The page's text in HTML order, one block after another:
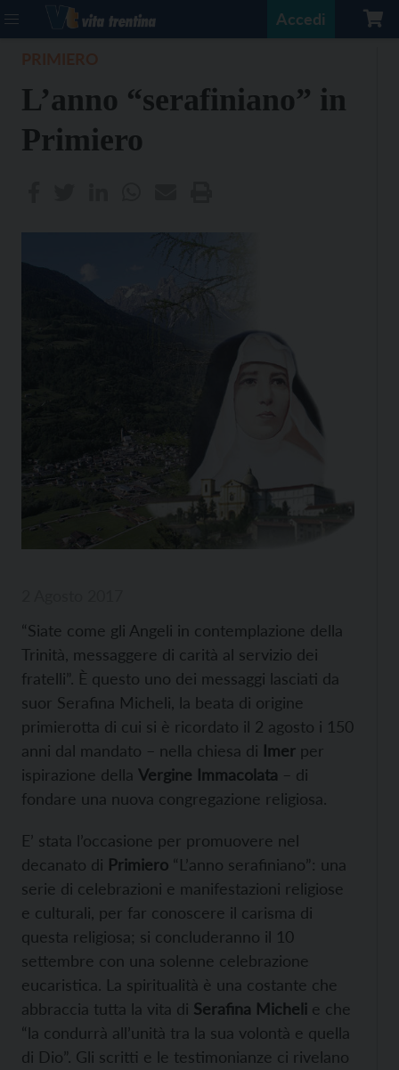
Accedi
L’anno “serafiniano” in
Primiero
“Siate come gli Angeli in contemplazione della
Trinità, messaggere di carità al servizio dei
fratelli”. È questo uno dei messaggi lasciati da
suor Serafina Micheli, la beata di origine
primierotta di cui si è ricordato il 2 agosto i 150
anni dal mandato – nella chiesa di Imer per
ispirazione della Vergine Immacolata – di
fondare una nuova congregazione religiosa.
E’ stata l’occasione per promuovere nel
decanato di Primiero “L’anno serafiniano”: una
serie di celebrazioni e manifestazioni religiose
e culturali, per far conoscere il carisma di
questa religiosa; si concluderanno il 10
settembre con una solenne celebrazione
eucaristica. La spiritualità è una costante che
abbraccia tutta la vita di Serafina Micheli e che
“la condurrà all’unità tra la sua volontà e quella
di Dio”. Gli scritti e le testimonianze ci rivelano